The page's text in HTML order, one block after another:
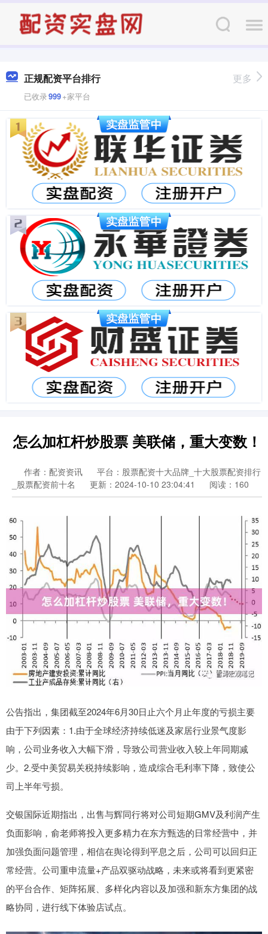
正规配资平台排行
已收录999+家平台
更多
怎么加杠杆炒股票 美联储，重大变数！
作者：配资资讯
平台：股票配资十大品牌_十大股票配资排行
_股票配资前十名
更新：2024-10-10 23:04:41 阅读：160
公告指出，集团截至2024年6月30日止六个月止年度的亏损主要
由于下列因素：1.由于全球经济持续低迷及家居行业景气度影
响，公司业务收入大幅下滑，导致公司营业收入较上年同期减
少。2.受中美贸易关税持续影响，造成综合毛利率下降，致使公
司上半年亏损。
交银国际近期指出，出售与辉同行将对公司短期GMV及利润产生
负面影响，俞老师将投入更多精力在东方甄选的日常经营中，并
加强负面问题管理，相信在舆论得到平息之后，公司可以回归正
常经营。公司重申流量+产品双驱动战略，未来或将看到更紧密
的平台合作、矩阵拓展、多样化内容以及加强和新东方集团的战
略协同，进行线下体验店试点。